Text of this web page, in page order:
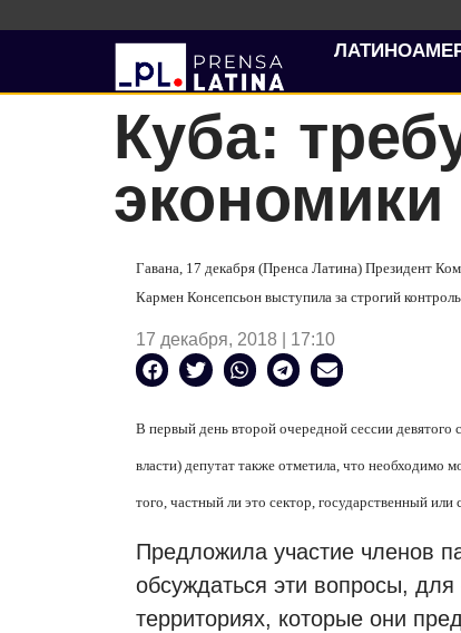
Куба:
экономики
Гавана, 17 декабря (Пренса Латина) Президент
Кармен Консепсьон выступила за строгий
17 декабря, 2018 | 17:10
В первый день второй очередной сессии девятого
власти) депутат также отметила, что необходимо
того, частный ли это сектор, государственный или
Предложила участие членов
обсуждаться эти вопросы,
территориях, которые они